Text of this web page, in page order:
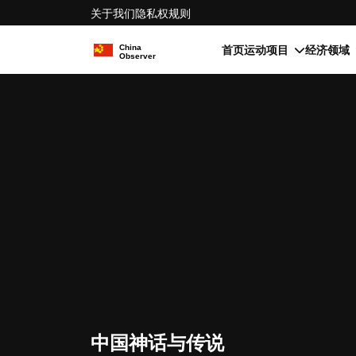
关于我们隐私权规则
首页运动项目 经济领域
中国神话与传说